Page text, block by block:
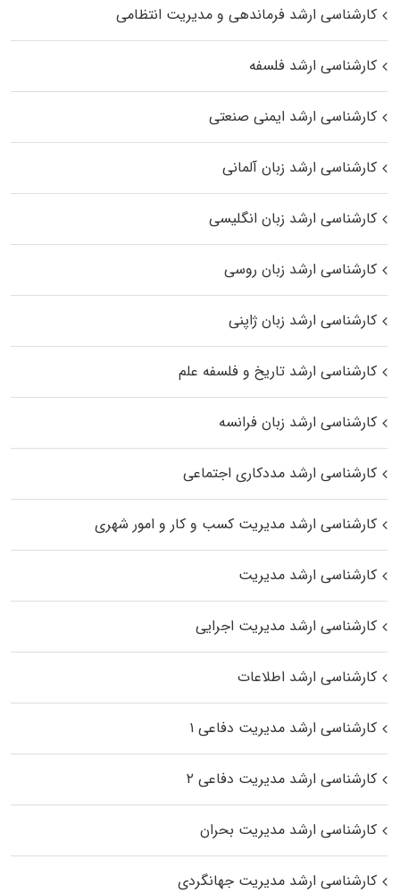
کارشناسی ارشد فرماندهی و مدیریت انتظامی
کارشناسی ارشد فلسفه
کارشناسی ارشد ایمنی صنعتی
کارشناسی ارشد زبان آلمانی
کارشناسی ارشد زبان انگلیسی
کارشناسی ارشد زبان روسی
کارشناسی ارشد زبان ژاپنی
کارشناسی ارشد تاریخ و فلسفه علم
کارشناسی ارشد زبان فرانسه
کارشناسی ارشد مددکاری اجتماعی
کارشناسی ارشد مدیریت کسب و کار و امور شهری
کارشناسی ارشد مدیریت
کارشناسی ارشد مدیریت اجرایی
کارشناسی ارشد اطلاعات
کارشناسی ارشد مدیریت دفاعی ۱
کارشناسی ارشد مدیریت دفاعی ۲
کارشناسی ارشد مدیریت بحران
کارشناسی ارشد مدیریت جهانگردی